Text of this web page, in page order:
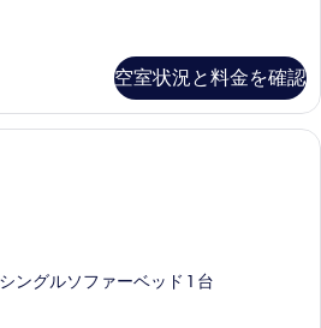
空室状況と料金を確認
デラックスルーム5 禁煙 | セーフテ
ングルソファーベッド 1 台